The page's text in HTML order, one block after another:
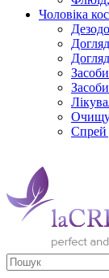
Чоловіка
Спрей